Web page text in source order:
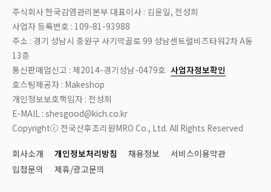
주식회사 한국감염관리본부 대표이사 : 김윤일, 전성희
사업자 등록번호 : 109-81-93988
주소 : 경기 성남시 중원구 사기막골로 99 성남센트럴비즈타워2차 A동
13층
통신판매업신고 : 제2014-경기성남-0479호 사업자정보확인
호스팅제공자 : Makeshop
개인정보보호책임자 : 전성희
E-MAIL : shesgood@kich.co.kr
Copyrightⓒ 전국산후조리원MRO Co., Ltd. All Rights Reserved
회사소개 개인정보처리방침 채용정보
서비스이용약관
입점문의
제휴/광고문의